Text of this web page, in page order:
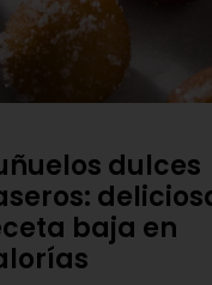
dulces
baja en